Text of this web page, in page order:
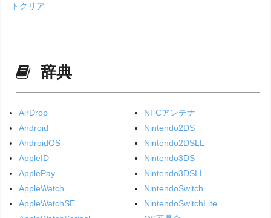
トクリア
辞典
AirDrop
Android
AndroidOS
AppleID
ApplePay
AppleWatch
AppleWatchSE
NFCアンテナ
Nintendo2DS
Nintendo2DSLL
Nintendo3DS
Nintendo3DSLL
NintendoSwitch
NintendoSwitchLite